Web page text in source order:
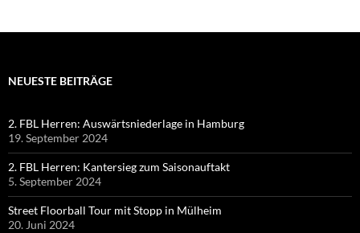
NEUESTE BEITRÄGE
2. FBL Herren: Auswärtsniederlage in Hamburg
19. September 2024
2. FBL Herren: Kantersieg zum Saisonauftakt
5. September 2024
Street Floorball Tour mit Stopp in Mülheim
20. Juni 2024